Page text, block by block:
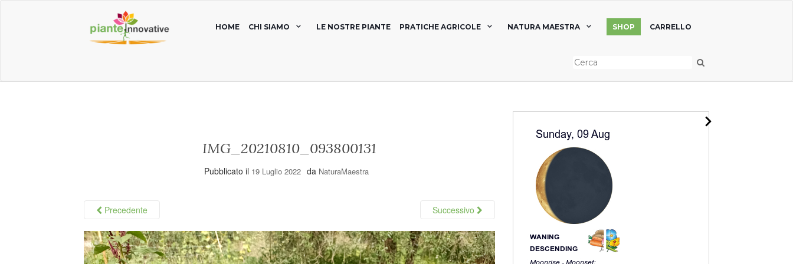
HOME CHI SIAMO LE NOSTRE PIANTE PRATICHE AGRICOLE NATURA MAESTRA SHOP CARRELLO
IMG_20210810_093800131
Pubblicato il 19 Luglio 2022 da NaturaMaestra
Precedente Successivo